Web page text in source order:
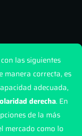
las siguientes
manera correcta, es
adecuada,
derecha. En
de la más
mercado como lo